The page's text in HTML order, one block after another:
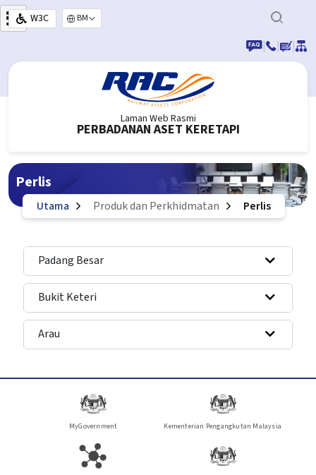
Langkau ke kandungan utama
W3C
Select your language
|
| |
Laman Web Rasmi
PERBADANAN ASET KERETAPI
Perlis
Utama Produk dan Perkhidmatan Perlis
Padang Besar
Bukit Keteri
Arau
MyGovernment Kementerian Pengangkutan Malaysia